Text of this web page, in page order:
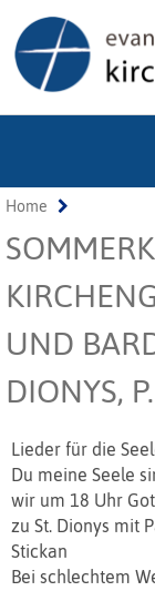
Home
UND
DIONYS,
Lieder für die
Du meine Seele
wir um 18 Uhr
zu St. Dionys mit
Stickan
Bei schlechtem